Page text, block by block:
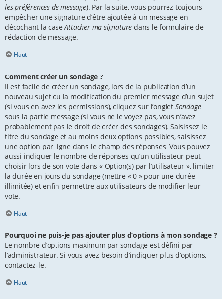
les préférences de message). Par la suite, vous pourrez toujours
empêcher une signature d’être ajoutée à un message en
décochant la caseAttacher ma signature dans le formulaire de
rédaction de message.
Haut
Comment créer un sondage ?
Il est facile de créer un sondage, lors de la publication d’un
nouveau sujet ou la modification du premier message d’un sujet
(si vous en avez les permissions), cliquez sur l’onglet Sondage
sous la partie message (si vous ne le voyez pas, vous n’avez
probablement pas le droit de créer des sondages). Saisissez le
titre du sondage et au moins deux options possibles, saisissez
une option par ligne dans le champ des réponses. Vous pouvez
aussi indiquer le nombre de réponses qu’un utilisateur peut
choisir lors de son vote dans « Option(s) par l’utilisateur », limiter
la durée en jours du sondage (mettre « 0 » pour une durée
illimitée) et enfin permettre aux utilisateurs de modifier leur
vote.
Haut
Pourquoi ne puis-je pas ajouter plus d’options à mon sondage ?
Le nombre d’options maximum par sondage est défini par
l’administrateur. Si vous avez besoin d’indiquer plus d’options,
contactez-le.
Haut